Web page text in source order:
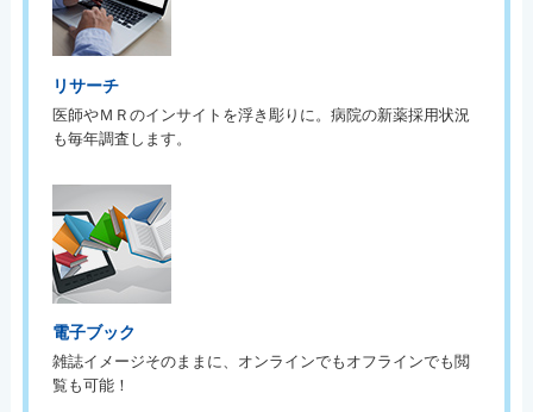
リサーチ
医師やＭＲのインサイトを浮き彫りに。病院の新薬採用状況
も毎年調査します。
電子ブック
雑誌イメージそのままに、オンラインでもオフラインでも閲
覧も可能！